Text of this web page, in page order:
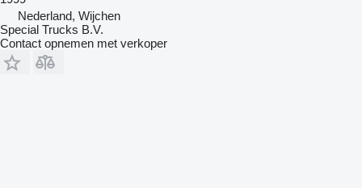
Nederland, Wijchen
Special Trucks B.V.
Contact opnemen met verkoper